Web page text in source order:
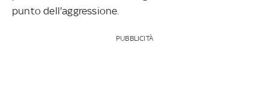
punto dell'aggressione.
PUBBLICITÀ